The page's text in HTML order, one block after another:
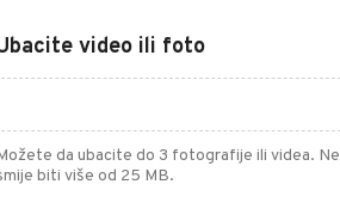
video ili foto
da ubacite do 3 fotografije ili videa. Ne
biti više od 25 MB.